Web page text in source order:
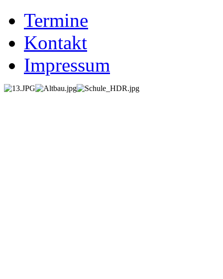
Termine
Kontakt
Impressum